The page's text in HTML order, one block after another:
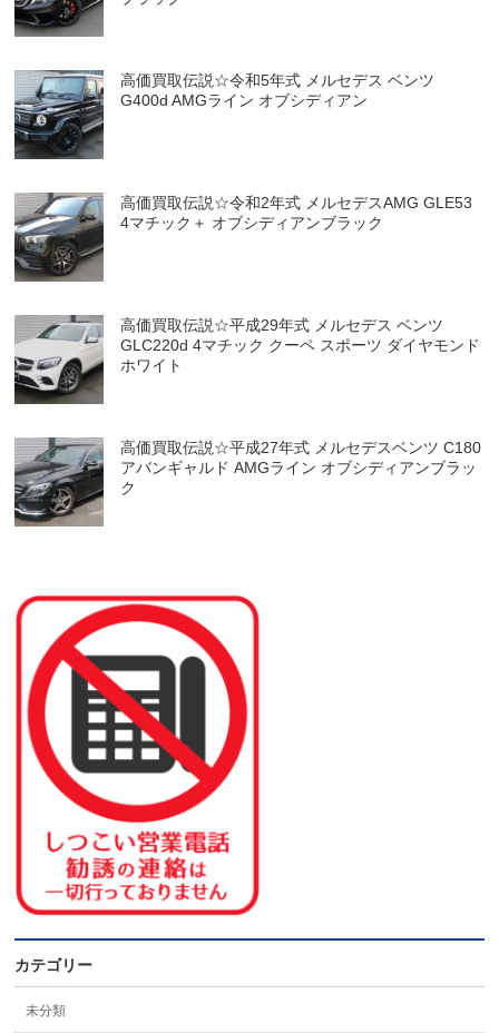
高価買取伝説☆令和5年式 メルセデス ベンツ
G400d AMGライン オブシディアン
高価買取伝説☆令和2年式 メルセデスAMG GLE53
4マチック＋ オブシディアンブラック
高価買取伝説☆平成29年式 メルセデス ベンツ
GLC220d 4マチック クーペ スポーツ ダイヤモンド
ホワイト
高価買取伝説☆平成27年式 メルセデスベンツ C180
アバンギャルド AMGライン オブシディアンブラッ
ク
カテゴリー
未分類